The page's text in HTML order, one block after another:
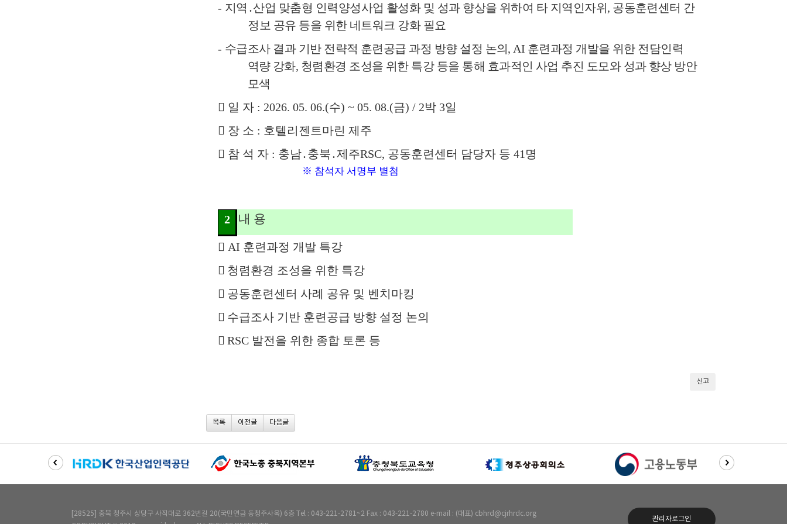
- 지역 ․산업 맞춤형 인력양성사업 활성화 및 성과 향상을 위하여 타 지역인자위, 공동훈련센터 간
정보 공유 등을 위한 네트워크 강화 필요
- 수급조사 결과 기반 전략적 훈련공급 과정 방향 설정 논의, AI 훈련과정 개발을 위한 전담인력
역량 강화, 청렴환경 조성을 위한 특강 등을 통해 효과적인 사업 추진 도모와 성과 향상 방안
모색
 일 자 : 2026. 05. 06.(수) ~ 05. 08.(금) / 2박 3일
 장 소 : 호텔리젠트마린 제주
 참 석 자 : 충남․충북․제주RSC, 공동훈련센터 담당자 등 41 명
※ 참석자 서명부 별첨
2 내 용
 AI 훈련과정 개발 특강
 청렴환경 조성을 위한 특강
 공동훈련센터 사례 공유 및 벤치마킹
 수급조사 기반 훈련공급 방향 설정 논의
 RSC 발전을 위한 종합 토론 등
신고
목록 이전글 다음글
[28525] 충북 청주시 상당구 사직대로 362번길 20(국민연금 동청주사옥) 6층 Tel : 043-221-2781~2 Fax : 043-221-2780 e-mail : (대표) cbhrd@cjrhrdc.org
관리자로그인